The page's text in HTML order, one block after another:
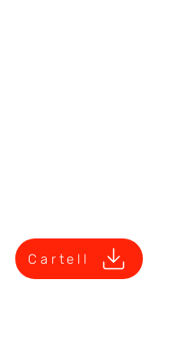
Cartell